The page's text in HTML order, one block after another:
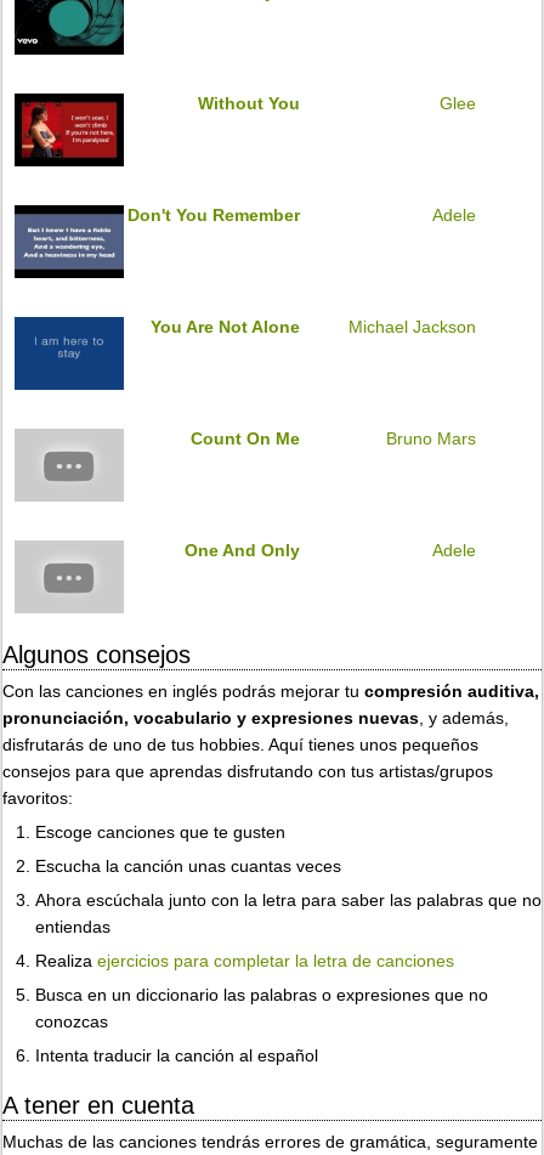
Without You Glee
Don't You Remember Adele
You Are Not Alone Michael Jackson
Count On Me Bruno Mars
One And Only Adele
Algunos consejos
Con las canciones en inglés podrás mejorar tucompresión auditiva,
pronunciación, vocabulario y expresiones nuevas , y además,
disfrutarás de uno de tus hobbies. Aquí tienes unos pequeños
consejos para que aprendas disfrutando con tus artistas/grupos
favoritos:
Escoge canciones que te gusten
Escucha la canción unas cuantas veces
Ahora escúchala junto con la letra para saber las palabras que no
entiendas
Realizaejercicios para completar la letra de canciones
Busca en un diccionario las palabras o expresiones que no
conozcas
Intenta traducir la canción al español
A tener en cuenta
Muchas de las canciones tendrás errores de gramática, seguramente